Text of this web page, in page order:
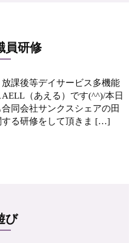
員研修
課後等デイサービス多機能
（あえる）です(^^)/本日
同会社サンクスシェアの田
する研修をして頂きま […]
び